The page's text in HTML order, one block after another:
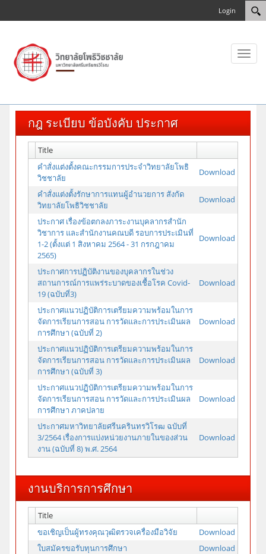
Login
Toggle
กฎ ระเบียบ ข้อบังคับ ประกาศ
Title
คำสั่งแต่งตั้งคณะกรรมการประจำวิทยาลัยโพธิ
วิชชาลัย
Download
คำสั่งแต่งตั้งรักษาการแทนผู้อำนวยการ สังกัด
วิทยาลัยโพธิวิชชาลัย
Download
ประกาศ เรื่องข้อตกลงภาระงานบุคลากรสำนัก
วิชาการ และสำนักงานคณบดี รอบการประเมินที่
1-2 (ตั้งแต่ 1 สิงหาคม 2564 - 31 กรกฎาคม
2565)
Download
ประกาศการปฏิบัติงานของบุคลากรในช่วง
สถานการณ์การแพร่ระบาดของเชื้อโรค Covid-
19 (ฉบับที่3)
Download
ประกาศแนวปฏิบัติการเตรียมความพร้อมในการ
จัดการเรียนการสอน การวัดและการประเมินผล
การศึกษา (ฉบับที่ 2)
Download
ประกาศแนวปฏิบัติการเตรียมความพร้อมในการ
จัดการเรียนการสอน การวัดและการประเมินผล
การศึกษา (ฉบับที่ 3)
Download
ประกาศแนวปฏิบัติการเตรียมความพร้อมในการ
จัดการเรียนการสอน การวัดและการประเมินผล
การศึกษา ภาคปลาย
Download
ประกาศมหาวิทยาลัยศรีนครินทรวิโรฒ ฉบับที่
3/2564 เรื่องการแบ่งหน่วยงานภายในของส่วน
งาน (ฉบับที่ 8) พ.ศ. 2564
Download
งานบริการการศึกษา
Title
ขอเชิญเป็นผู้ทรงคุณวุฒิตรวจเครื่องมือวิจัย
Download
ใบสมัครขอรับทุนการศึกษา
Download